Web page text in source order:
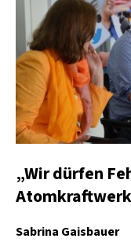
„Wir dürfen
Sabrina Gaisbauer